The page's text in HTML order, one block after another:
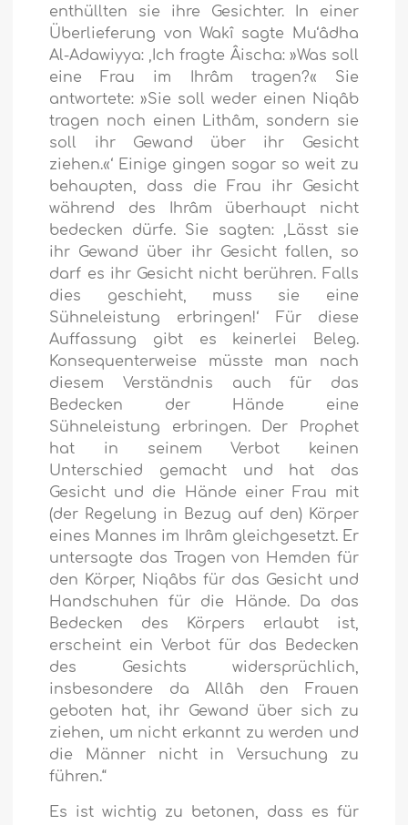
enthüllten sie ihre Gesichter. In einer
Überlieferung von Wakî sagte Mu‘âdha
Al-Adawiyya: ‚Ich fragte Âischa: »Was soll
eine Frau im Ihrâm tragen?« Sie
antwortete: »Sie soll weder einen Niqâb
tragen noch einen Lithâm, sondern sie
soll ihr Gewand über ihr Gesicht
ziehen.«‘ Einige gingen sogar so weit zu
behaupten, dass die Frau ihr Gesicht
während des Ihrâm überhaupt nicht
bedecken dürfe. Sie sagten: ‚Lässt sie
ihr Gewand über ihr Gesicht fallen, so
darf es ihr Gesicht nicht berühren. Falls
dies geschieht, muss sie eine
Sühneleistung erbringen!‘ Für diese
Auffassung gibt es keinerlei Beleg.
Konsequenterweise müsste man nach
diesem Verständnis auch für das
Bedecken der Hände eine
Sühneleistung erbringen. Der Prophet
hat in seinem Verbot keinen
Unterschied gemacht und hat das
Gesicht und die Hände einer Frau mit
(der Regelung in Bezug auf den) Körper
eines Mannes im Ihrâm gleichgesetzt. Er
untersagte das Tragen von Hemden für
den Körper, Niqâbs für das Gesicht und
Handschuhen für die Hände. Da das
Bedecken des Körpers erlaubt ist,
erscheint ein Verbot für das Bedecken
des Gesichts widersprüchlich,
insbesondere da Allâh den Frauen
geboten hat, ihr Gewand über sich zu
ziehen, um nicht erkannt zu werden und
die Männer nicht in Versuchung zu
führen.“
Es ist wichtig zu betonen, dass es für